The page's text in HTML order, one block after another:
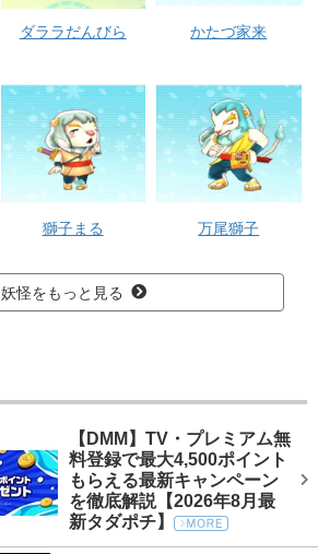
ダララだんびら かたづ家来
獅子まる 万尾獅子
妖怪をもっと見る
【DMM】TV・プレミアム無
料登録で最大4,500ポイント
もらえる最新キャンペーン
を徹底解説【2026年8月最
新タダポチ】